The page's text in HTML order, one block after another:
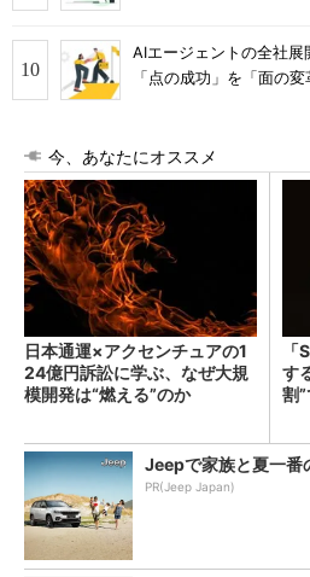
AIエージェントの全社
「点の成功」を「面の
今、あなたにオススメ
日本通運×アクセンチュアの1
24億円訴訟に学ぶ、なぜ大規
模開発は“燃える”のか
す
割
Jeepで家族と夏一番
PR(Jeep Japan)